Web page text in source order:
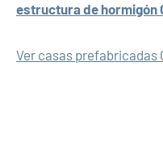
estructura de hormigón
Ver casas prefabricadas